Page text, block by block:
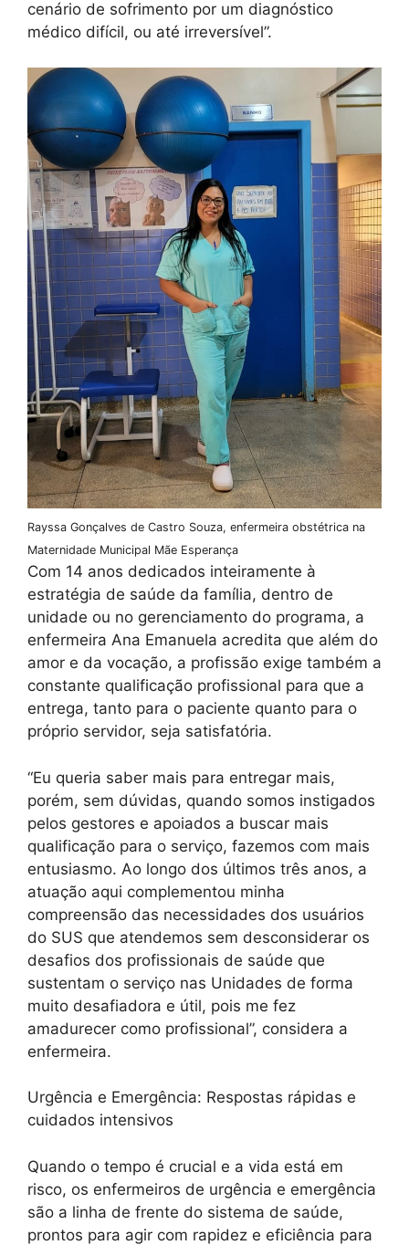
cenário de sofrimento por um diagnóstico
médico difícil, ou até irreversível”.
Rayssa Gonçalves de Castro Souza, enfermeira obstétrica na
Maternidade Municipal Mãe Esperança
Com 14 anos dedicados inteiramente à
estratégia de saúde da família, dentro de
unidade ou no gerenciamento do programa, a
enfermeira Ana Emanuela acredita que além do
amor e da vocação, a profissão exige também a
constante qualificação profissional para que a
entrega, tanto para o paciente quanto para o
próprio servidor, seja satisfatória.
“Eu queria saber mais para entregar mais,
porém, sem dúvidas, quando somos instigados
pelos gestores e apoiados a buscar mais
qualificação para o serviço, fazemos com mais
entusiasmo. Ao longo dos últimos três anos, a
atuação aqui complementou minha
compreensão das necessidades dos usuários
do SUS que atendemos sem desconsiderar os
desafios dos profissionais de saúde que
sustentam o serviço nas Unidades de forma
muito desafiadora e útil, pois me fez
amadurecer como profissional”, considera a
enfermeira.
Urgência e Emergência: Respostas rápidas e
cuidados intensivos
Quando o tempo é crucial e a vida está em
risco, os enfermeiros de urgência e emergência
são a linha de frente do sistema de saúde,
prontos para agir com rapidez e eficiência para